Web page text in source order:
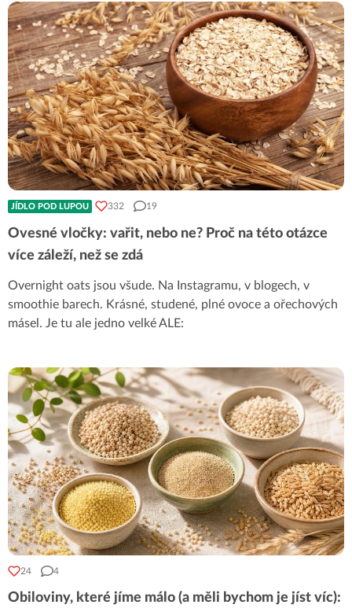
JÍDLO POD LUPOU 332 19
Ovesné vločky: vařit, nebo ne? Proč na této otázce
více záleží, než se zdá
Overnight oats jsou všude. Na Instagramu, v blogech, v
smoothie barech. Krásné, studené, plné ovoce a ořechových
másel. Je tu ale jedno velké ALE:
24 4
Obiloviny, které jíme málo (a měli bychom je jíst víc):